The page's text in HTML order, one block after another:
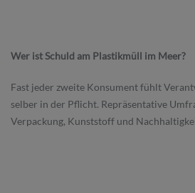
Wer ist Schuld am Plastikmüll im Meer?
Fast jeder zweite Konsument fühlt
selber in der Pflicht. Repräsentative
Verpackung, Kunststoff und